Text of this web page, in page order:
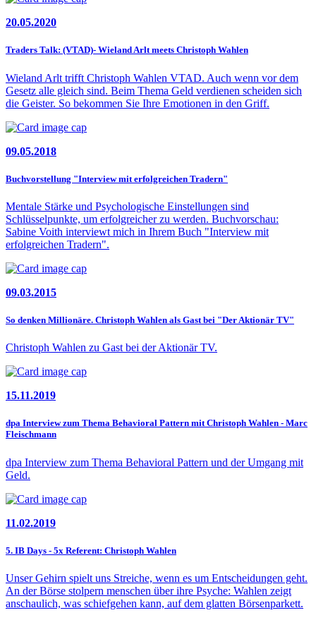
20.05.2020
Traders Talk: (VTAD)- Wieland Arlt meets Christoph Wahlen
Wieland Arlt trifft Christoph Wahlen VTAD. Auch wenn vor dem
Gesetz alle gleich sind. Beim Thema Geld verdienen scheiden sich
die Geister. So be­kommen Sie Ihre Emotionen in den Griff.
09.05.2018
Buchvorstellung "Interview mit erfolgreichen Tradern"
Mentale Stärke und Psychologische Einstellungen sind
Schlüsselpunkte, um erfolgreicher zu werden. Buchvorschau:
Sabine Voith interviewt mich in Ihrem Buch "Interview mit
erfolgreichen Tradern".
09.03.2015
So denken Millionäre. Christoph Wahlen als Gast bei "Der Aktionär TV"
Christoph Wahlen zu Gast bei der Aktionär TV.
15.11.2019
dpa Interview zum Thema Behavioral Pattern mit Christoph Wahlen - Marc
Fleischmann
dpa Interview zum Thema Behavioral Pattern und der Umgang mit
Geld.
11.02.2019
5. IB Days - 5x Referent: Christoph Wahlen
Unser Gehirn spielt uns Streiche, wenn es um Entscheidungen geht.
An der Börse stolpern menschen über ihre Psyche: Wahlen zeigt
anschaulich, was schiefgehen kann, auf dem glatten Börsenparkett.